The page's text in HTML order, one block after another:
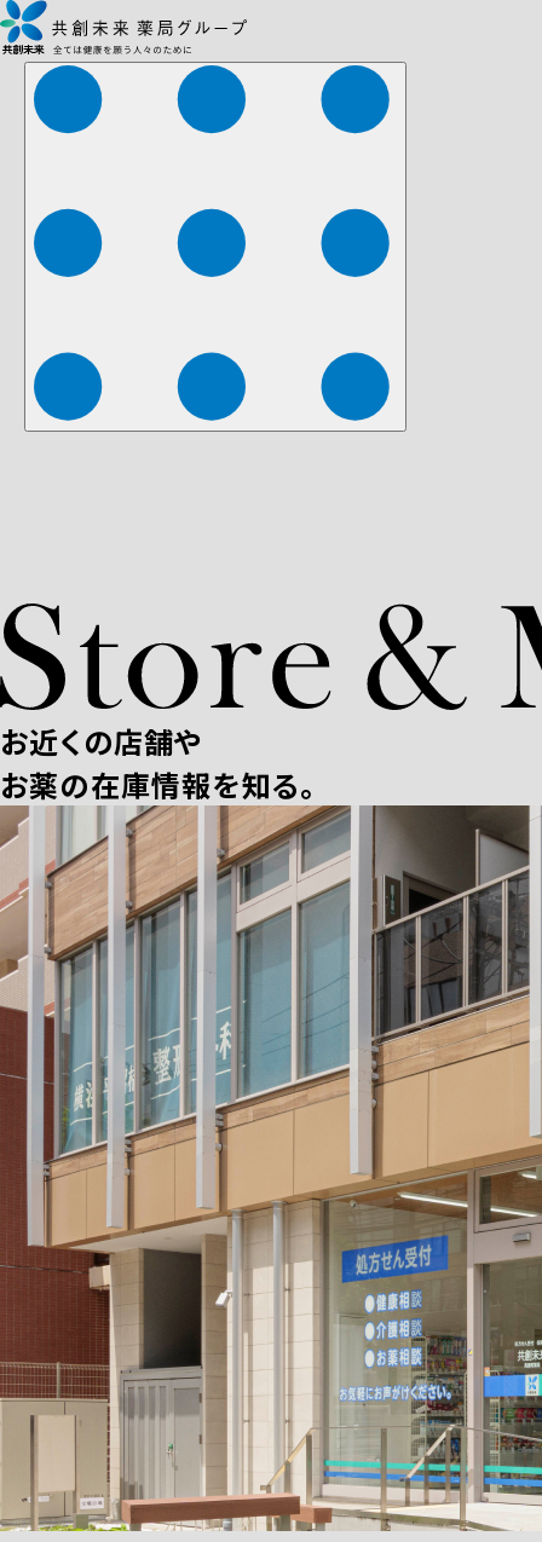
株式会社ファーマみらい 株式会社ストレチア
お近くの店舗や
お薬の在庫情報を知る。